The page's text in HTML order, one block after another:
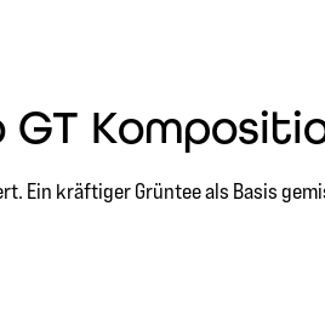
Ein kräftiger Grüntee als Basis